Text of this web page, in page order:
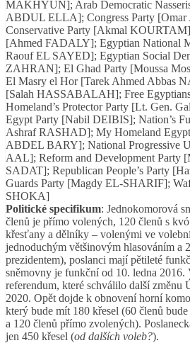
MAKHYUN]; Arab Democratic
ABDUL ELLA]; Congress Party
Conservative Party [Akmal
[Ahmed FADALY]; Egyptian National
Raouf EL SAYED]; Egyptian Social
ZAHRAN]; El Ghad Party [Moussa
El Masry el Hor [Tarek Ahmed Abbas
[Salah HASSABALAH]; Free
Homeland’s Protector Party [Lt. Gen.
Egypt Party [Nabil DEIBIS]; Nation’s
Ashraf RASHAD]; My Homeland
ABDEL BARY]; National Progressive
AAL]; Reform and Development Party
SADAT]; Republican People’s Party
Guards Party [Magdy EL-SHARIF];
SHOKA]
Politické specifikum: Jednokomorová
členů je přímo volených, 120 členů s
křesťany a dělníky – volenými ve
jednoduchým většinovým hlasováním a
prezidentem), poslanci mají pětileté
sněmovny je funkční od 10. ledna 2016.
referendum, které schválilo další změnu
2020. Opět dojde k obnovení horní
který bude mít 180 křesel (60 členů
a 120 členů přímo zvolených).
jen 450 křesel (od dalších voleb?).